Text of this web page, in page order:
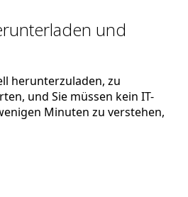
und
herunterzuladen, zu
und Sie müssen kein IT-
Minuten zu verstehen,